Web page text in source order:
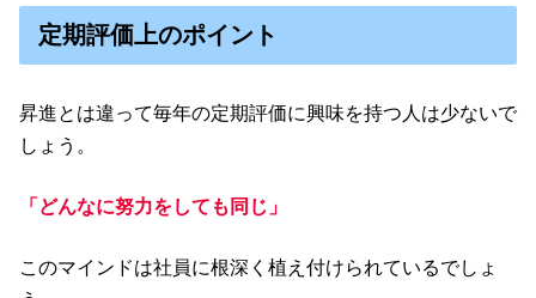
定期評価上のポイント
昇進とは違って毎年の定期評価に興味を持つ人は少ないで
しょう。
「どんなに努力をしても同じ」
このマインドは社員に根深く植え付けられているでしょ